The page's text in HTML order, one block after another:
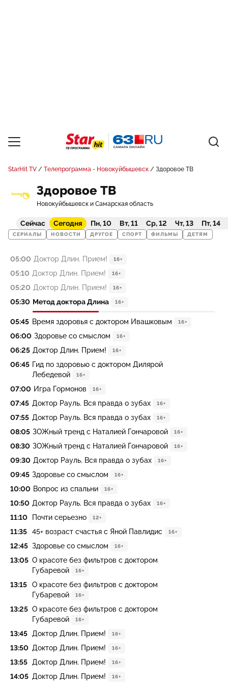
StarHit TV Телепрограмма - Новокуйбышевск Здоровое ТВ
Здоровое ТВ
Новокуйбышевск и Самарская область
Сейчас Сегодня Пн, 10 Вт, 11 Ср, 12 Чт, 13 Пт, 14
СЕРИАЛЫ НОВОСТИ ДРУГОЕ СПОРТ ФИЛЬМЫ ДЕТЯМ
05:00 Доктор Длин. Прием! 16+
05:10 Доктор Длин. Прием! 16+
05:20 Доктор Длин. Прием! 16+
05:30 Метод доктора Длина 16+
05:45 Время здоровья с доктором Ивашковым 16+
06:00 Здоровье со смыслом 16+
06:25 Доктор Длин. Прием! 16+
06:45 Гид по здоровью с доктором Дилярой
Лебедевой
16+
07:00 Игра Гормонов 16+
07:45 Доктор Рауль. Вся правда о зубах 16+
07:55 Доктор Рауль. Вся правда о зубах 16+
08:05 ЗОЖный тренд с Наталией Гончаровой 16+
08:30 ЗОЖный тренд с Наталией Гончаровой 16+
09:30 Доктор Рауль. Вся правда о зубах 16+
09:45 Здоровье со смыслом 16+
10:00 Вопрос из спальни 16+
10:50 Доктор Рауль. Вся правда о зубах 16+
11:10 Почти серьезно 12+
11:35 45+ возраст счастья с Яной Павлидис 16+
12:45 Здоровье со смыслом 16+
13:05 О красоте без фильтров с доктором
Губаревой
16+
13:15
О красоте без фильтров с доктором
Губаревой
16+
13:25 О красоте без фильтров с доктором
Губаревой
16+
13:45 Доктор Длин. Прием! 16+
13:50 Доктор Длин. Прием! 16+
13:55 Доктор Длин. Прием! 16+
14:05 Доктор Длин. Прием! 16+